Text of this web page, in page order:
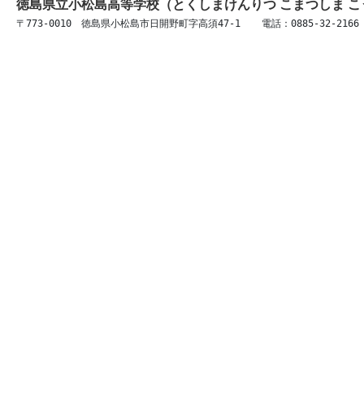
徳島県立小松島高等学校（とくしまけんりつ こまつしま
〒773-0010　徳島県小松島市日開野町字高須47-1 　 電話：0885-32-2166